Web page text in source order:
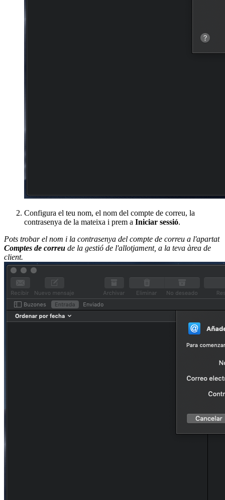
Configura el teu nom, el nom del compte de correu, la
contrasenya de la mateixa i prem a Iniciar sessió.
Pots trobar el nom i la contrasenya del compte de correu a l'apartat
Comptes de correu de la gestió de l'allotjament, a la teva àrea de
client.